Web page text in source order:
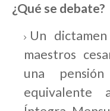
¿Qué se debate?
Un
maestros
una
equivalente